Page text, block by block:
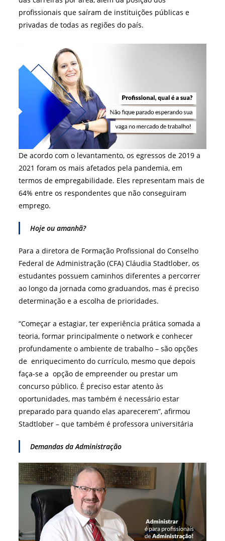
profissionais que saíram de instituições públicas e
privadas de todas as regiões do país.
De acordo com o levantamento, os egressos de 2019 a
2021 foram os mais afetados pela pandemia, em
termos de empregabilidade. Eles representam mais de
64% entre os respondentes que não conseguiram
emprego.
Hoje ou amanhã?
Para a diretora de Formação Profissional do Conselho
Federal de Administração (CFA) Cláudia Stadtlober, os
estudantes possuem caminhos diferentes a percorrer
ao longo da jornada como graduandos, mas é preciso
determinação e a escolha de prioridades.
“Começar a estagiar, ter experiência prática somada a
teoria, formar principalmente o network e conhecer
profundamente o ambiente de trabalho – são opções
de enriquecimento do currículo, mesmo que depois
faça-se a opção de empreender ou prestar um
concurso público. É preciso estar atento às
oportunidades, mas também é necessário estar
preparado para quando elas aparecerem”, afirmou
Stadtlober – que também é professora universitária
Demandas da Administração